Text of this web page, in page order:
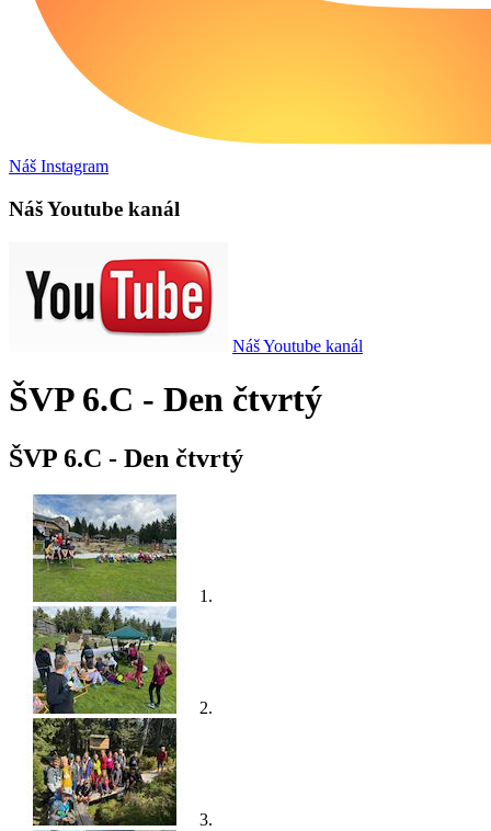
Náš Instagram
Náš Youtube kanál
Náš Youtube kanál
ŠVP 6.C - Den čtvrtý
ŠVP 6.C - Den čtvrtý
1.
2.
3.